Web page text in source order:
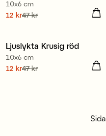
10x6 cm
Nuvarande pris
12 kr47 kr
Ljuslykta Krusig röd
10x6 cm
Nuvarande pris
12 kr47 kr
Sida